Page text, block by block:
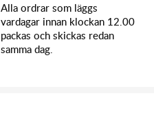
Alla ordrar som läggs
vardagar innan klockan 12.00
packas och skickas redan
samma dag.